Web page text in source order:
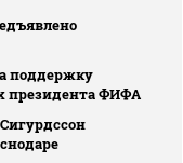
поддержку
президента ФИФА